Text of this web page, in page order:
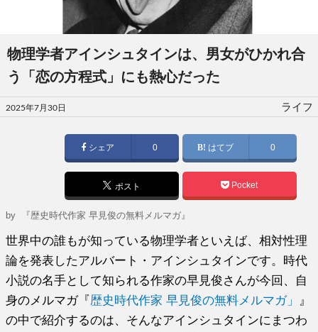
物理学者アインシュタインは、男女がひかれ合
う「恋の方程式」にも熱心だった
投
稿
2025年7月30日 ライフ
シェア 0 はてブ 0
ポスト Pocket
by 『歴史時代作家 早見俊の無料メルマガ』
世界中の誰もが知っている物理学者といえば、相対性理
論を発表したアルバート・アインシュタインです。時代
小説の名手として知られる作家の早見俊さんが今回、自
身のメルマガ『歴史時代作家 早見俊の無料メルマガ」
』
の中で紹介するのは、そんなアインシュタインにまつわ